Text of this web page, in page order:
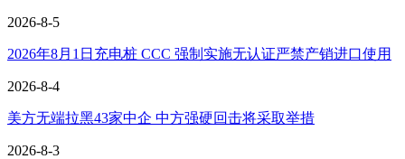
2026-8-5
2026年8月1日充电桩 CCC 强制实施无认证严禁产销进口使用
2026-8-4
美方无端拉黑43家中企 中方强硬回击将采取举措
2026-8-3